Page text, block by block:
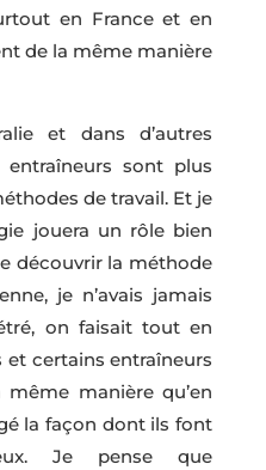
en France et en
de la même manière
et dans d’autres
sont plus
de travail. Et je
jouera un rôle bien
découvrir la méthode
je n’avais jamais
on faisait tout en
certains entraîneurs
manière qu’en
la façon dont ils font
Je pense que